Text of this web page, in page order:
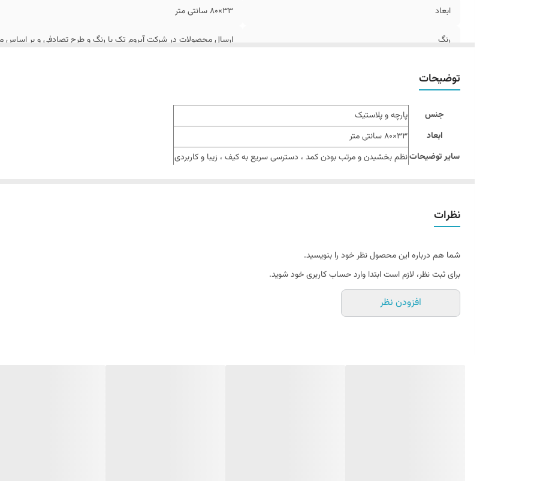
ابعاد 33×80 سانتی متر
رنگ ارسال محصولات در شرکت آیروم تک با رنگ و طرح تصادفی و بر اساس
توضیحات
جنس
پارچه و پلاستیک
ابعاد
33×80 سانتی متر
سایر توضیحاتنظم بخشیدن و مرتب بودن کمد ، دسترسی سریع به کیف ، زیبا و کاربردی
نظرات
شما هم درباره این محصول نظر خود را بنویسید.
برای ثبت نظر، لازم است ابتدا وارد حساب کاربری خود شوید.
افزودن نظر